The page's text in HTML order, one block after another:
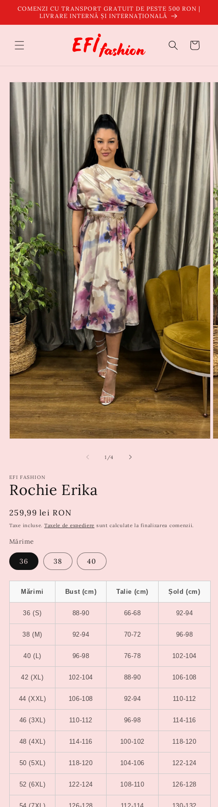
Salt la
conținut
COMENZI CU TRANSPORT GRATUIT DE PESTE 500 RON |
LIVRARE INTERNĂ ȘI INTERNAȚIONALĂ
Coș
informațiile
1 /din
4
EFI FASHION
Rochie Erika
Preț
obișnuit
259,99 lei RON
Taxe incluse. Taxele de expediere sunt calculate la finalizarea comenzii.
Mărime
36 38 40
Mărimi Bust (cm) Talie (cm) Șold (cm)
36 (S) 88-90 66-68 92-94
38 (M) 92-94 70-72 96-98
40 (L) 96-98 76-78 102-104
42 (XL) 102-104 88-90 106-108
44 (XXL) 106-108 92-94 110-112
46 (3XL) 110-112 96-98 114-116
48 (4XL) 114-116 100-102 118-120
50 (5XL) 118-120 104-106 122-124
52 (6XL) 122-124 108-110 126-128